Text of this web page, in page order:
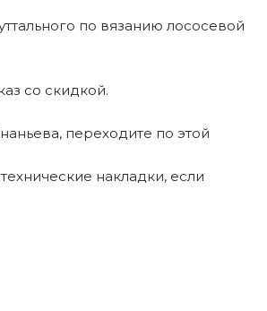
по вязанию лососевой
со скидкой.
переходите по этой
накладки, если